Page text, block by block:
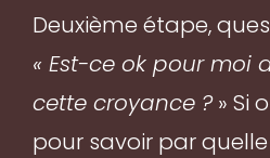
Deuxième étape,
« Est-ce ok pour moi
cette croyance ?» Si
pour savoir par